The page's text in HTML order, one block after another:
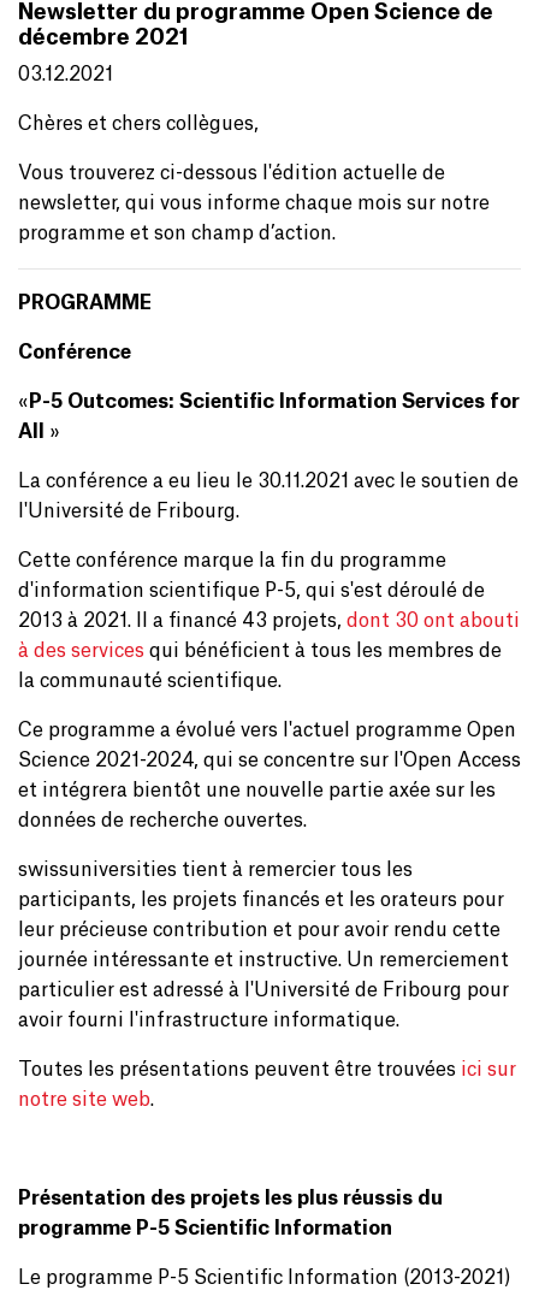
Newsletter du programme Open Science de
décembre 2021
03.12.2021
Chères et chers collègues,
Vous trouverez ci-dessous l'édition actuelle de
newsletter, qui vous informe chaque mois sur notre
programme et son champ d’action.
PROGRAMME
Conférence
« P-5 Outcomes: Scientific Information Services for
All
»
La conférence a eu lieu le 30.11.2021 avec le soutien de
l'Université de Fribourg.
Cette conférence marque la fin du programme
d'information scientifique P-5, qui s'est déroulé de
2013 à 2021. Il a financé 43 projets, dont 30 ont abouti
à des services qui bénéficient à tous les membres de
la communauté scientifique.
Ce programme a évolué vers l'actuel programme Open
Science 2021-2024, qui se concentre sur l'Open Access
et intégrera bientôt une nouvelle partie axée sur les
données de recherche ouvertes.
swissuniversities tient à remercier tous les
participants, les projets financés et les orateurs pour
leur précieuse contribution et pour avoir rendu cette
journée intéressante et instructive. Un remerciement
particulier est adressé à l'Université de Fribourg pour
avoir fourni l'infrastructure informatique.
Toutes les présentations peuvent être trouvées ici sur
notre site web.
Présentation des projets les plus réussis du
programme P-5 Scientific Information
Le programme P-5 Scientific Information (2013-2021)